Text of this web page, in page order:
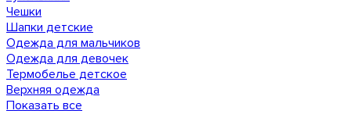
Чешки
Шапки детские
Одежда для мальчиков
Одежда для девочек
Термобелье детское
Верхняя одежда
Показать все